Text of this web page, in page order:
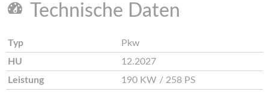
Technische Daten
Typ
Pkw
HU
12.2027
Leistung
190 KW / 258 PS